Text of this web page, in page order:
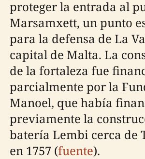
proteger la entrada al
Marsamxett, un punto
para la defensa de La
capital de Malta. La
de la fortaleza fue
parcialmente por la
Manoel, que había
previamente la
batería Lembi cerca de
en 1757 (fuente).